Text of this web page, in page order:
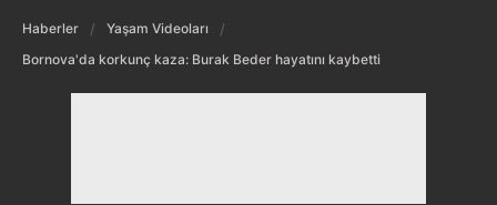
Haberler
Yaşam Videoları
Bornova'da korkunç kaza: Burak Beder hayatını kaybetti